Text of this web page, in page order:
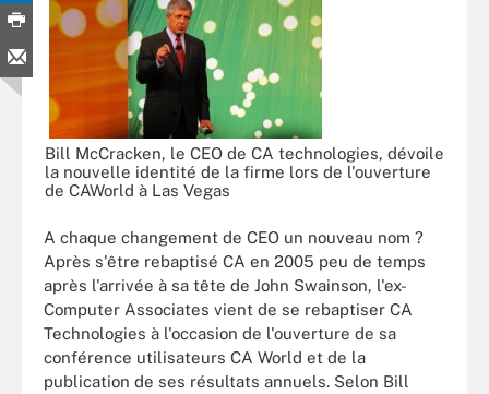
Bill McCracken, le CEO de CA technologies, dévoile
la nouvelle identité de la firme lors de l'ouverture
de CAWorld à Las Vegas
A chaque changement de CEO un nouveau nom ?
Après s'être rebaptisé CA en 2005 peu de temps
après l'arrivée à sa tête de John Swainson, l'ex-
Computer Associates vient de se rebaptiser CA
Technologies à l'occasion de l'ouverture de sa
conférence utilisateurs CA World et de la
publication de ses résultats annuels. Selon Bill